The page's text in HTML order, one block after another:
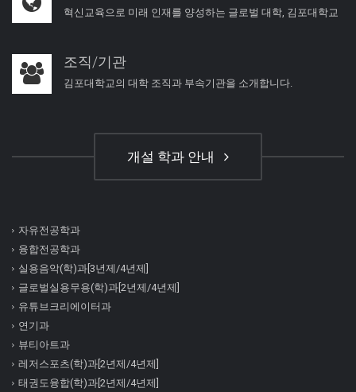
혁신교육으로 미래 인재를 양성하는 글로벌 대학, 김포대학교
조직/기관
김포대학교의 대학 조직과 부속기관을 소개합니다.
개설 학과 안내
자유전공학과
융합전공학과
실용음악(학)과[3년제/4년제]
글로벌실용무용(학)과[2년제/4년제]
유튜브크리에이터과
연기과
뷰티아트과
레저스포츠(학)과[2년제/4년제]
태권도융합(학)과[2년제/4년제]